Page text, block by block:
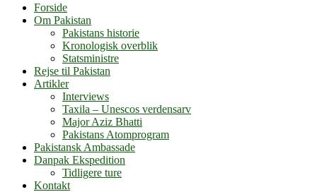
Forside
Om Pakistan
Pakistans historie
Kronologisk overblik
Statsministre
Rejse til Pakistan
Artikler
Interviews
Taxila – Unescos verdensarv
Major Aziz Bhatti
Pakistans Atomprogram
Pakistansk Ambassade
Danpak Ekspedition
Tidligere ture
Kontakt